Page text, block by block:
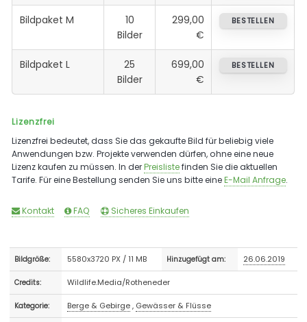
Bildpaket M
10
Bilder
299,00
€
BESTELLEN
Bildpaket L
25
Bilder
699,00
€
BESTELLEN
Lizenzfrei
Lizenzfrei bedeutet, dass Sie das gekaufte Bild für beliebig viele
Anwendungen bzw. Projekte verwenden dürfen, ohne eine neue
Lizenz kaufen zu müssen. In derPreislistefinden Sie die aktuellen
Tarife. Für eine Bestellung senden Sie uns bitte eineE-Mail Anfrage.
Kontakt FAQ Sicheres Einkaufen
Bildgröße: 5580x3720 PX / 11 MB Hinzugefügt am: 26.06.2019
Credits: Wildlife.Media/Rotheneder
Kategorie: Berge & Gebirge, Gewässer & Flüsse